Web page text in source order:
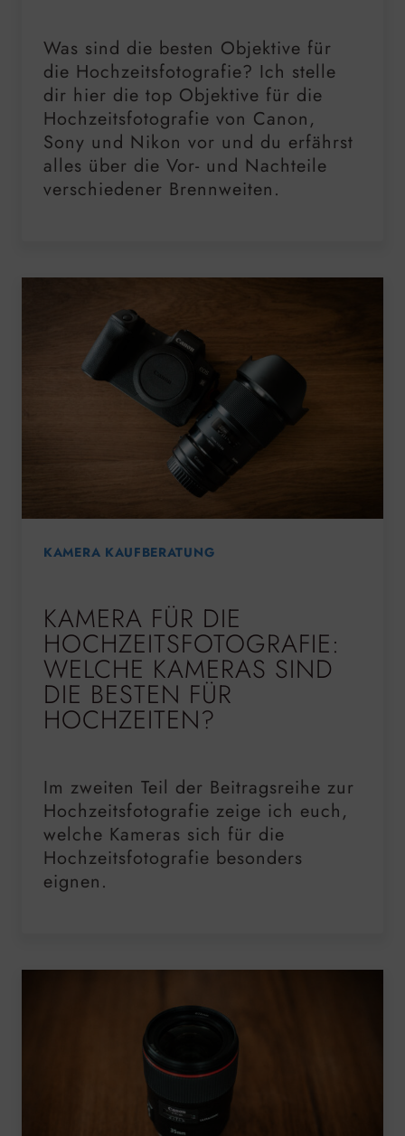
Was sind die besten Objektive für
die Hochzeitsfotografie? Ich stelle
dir hier die top Objektive für die
Hochzeitsfotografie von Canon,
Sony und Nikon vor und du erfährst
alles über die Vor- und Nachteile
verschiedener Brennweiten.
KAMERA KAUFBERATUNG
KAMERA FÜR DIE
HOCHZEITSFOTOGRAFIE:
WELCHE KAMERAS SIND
DIE BESTEN FÜR
HOCHZEITEN?
Im zweiten Teil der Beitragsreihe zur
Hochzeitsfotografie zeige ich euch,
welche Kameras sich für die
Hochzeitsfotografie besonders
eignen.